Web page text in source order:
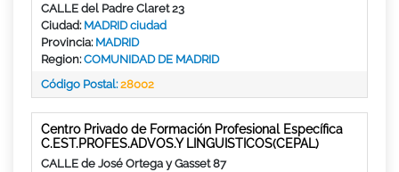
CALLE del Padre Claret 23
Ciudad: MADRID ciudad
Provincia: MADRID
Region:COMUNIDAD DE MADRID
Código Postal:28002
Centro Privado de Formación Profesional Específica
C.EST.PROFES.ADVOS.Y LINGUISTICOS(CEPAL)
CALLE de José Ortega y Gasset 87